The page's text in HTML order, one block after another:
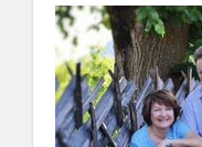
Wir bieten Ihnen
Jugendgruppen!
Diese
Die